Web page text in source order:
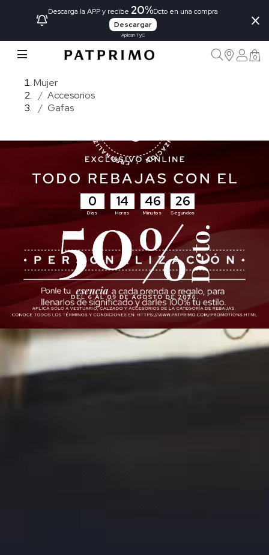
Descarga la APP y recibe 20%Dcto en una compra
Descargar
Aplican TyC
×
0
Mujer
Accesorios
Gafas
0
Días
14
Horas
46
Minutos
25
Segundos